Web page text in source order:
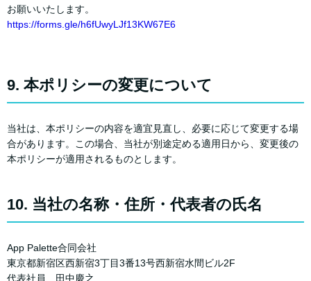
お願いいたします。
https://forms.gle/h6fUwyLJf13KW67E6
9. 本ポリシーの変更について
当社は、本ポリシーの内容を適宜見直し、必要に応じて変更する場
合があります。この場合、当社が別途定める適用日から、変更後の
本ポリシーが適用されるものとします。
10. 当社の名称・住所・代表者の氏名
App Palette合同会社
東京都新宿区西新宿3丁目3番13号西新宿水間ビル2F
代表社員 田中慶之